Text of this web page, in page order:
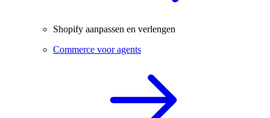
Shopify aanpassen en verlengen
Commerce voor agents